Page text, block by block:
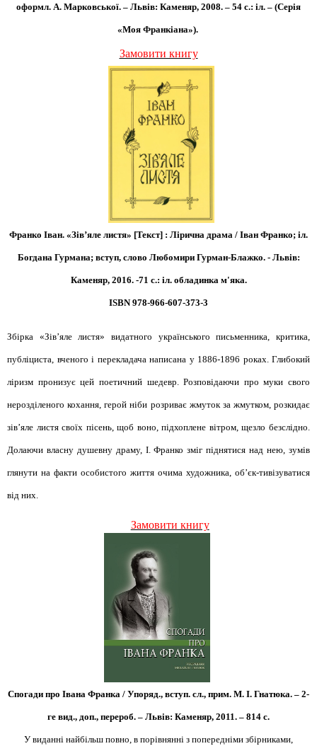
оформл. А. Марковської. – Львів: Каменяр, 2008. – 54 с.: іл. – (Серія
«Моя Франкіана»).
Замовити книгу
Франко Іван. «Зів’яле листя» [Текст] : Лірична драма / Іван Франко; іл.
Богдана Гурмана; вступ, слово Любомири Гурман-Блажко. - Львів:
Каменяр, 2016. -71 с.: іл. обладинка м'яка.
ISBN 978-966-607-373-3
Збірка «Зів’яле листя» видатного українського письменника, критика,
публіциста, вченого і перекладача написана у 1886-1896 роках. Глибокий
ліризм пронизує цей поетичний шедевр. Розповідаючи про муки свого
нерозділеного кохання, герой ніби розриває жмуток за жмутком, розкидає
зів’яле листя своїх пісень, щоб воно, підхоплене вітром, щезло безслідно.
Долаючи власну душевну драму, І. Франко зміг піднятися над нею, зумів
глянути на факти особистого життя очима художника, об’єк-тивізуватися
від них.
Замовити книгу
Спогади про Івана Франка / Упоряд., вступ. сл., прим. М. І. Гнатюка. – 2-
ге вид., доп., перероб. – Львів: Каменяр, 2011. – 814 с.
У виданні найбільш повно, в порівнянні з попередніми збірниками,